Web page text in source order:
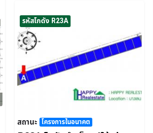
รหัสโกดัง R23A
สถานะ โครงการในอนาคต